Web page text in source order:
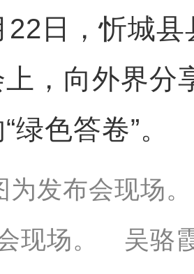
日，忻城县
，向外界分
绿色答卷”。
现场。 吴骆